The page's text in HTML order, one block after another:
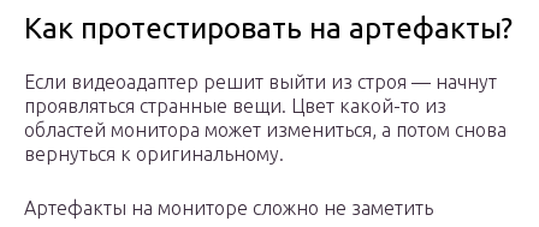
Как протестировать на артефакты?
Если видеоадаптер решит выйти из строя — начнут
проявляться странные вещи. Цвет какой-то из
областей монитора может измениться, а потом снова
вернуться к оригинальному.
Артефакты на мониторе сложно не заметить